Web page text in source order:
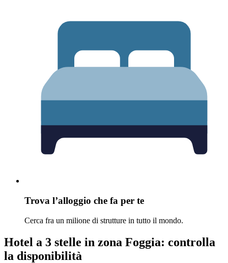
Trova l’alloggio che fa per te
Cerca fra un milione di strutture in tutto il mondo.
Hotel a 3 stelle in zona Foggia: controlla
la disponibilità